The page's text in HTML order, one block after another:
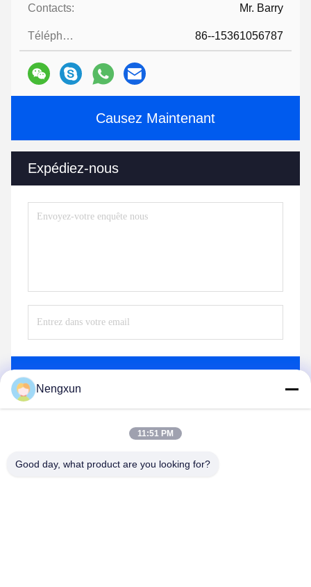
Contacts: Mr. Barry
Téléphone: 86--15361056787
Causez Maintenant
Expédiez-nous
Nengxun
11:51 PM
Good day, what product are you looking for?